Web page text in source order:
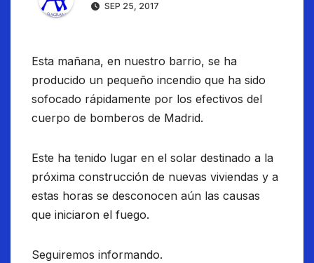
SEP 25, 2017
Esta mañana, en nuestro barrio, se ha
producido un pequeño incendio que ha sido
sofocado rápidamente por los efectivos del
cuerpo de bomberos de Madrid.
Este ha tenido lugar en el solar destinado a la
próxima construcción de nuevas viviendas y a
estas horas se desconocen aún las causas
que iniciaron el fuego.
Seguiremos informando.